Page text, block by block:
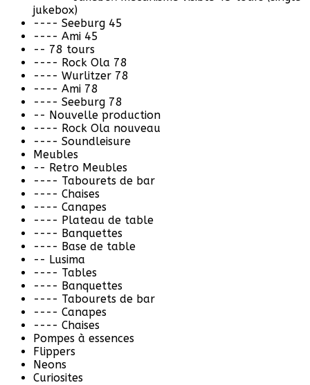
jukebox)
---- Seeburg 45
---- Ami 45
-- 78 tours
---- Rock Ola 78
---- Wurlitzer 78
---- Ami 78
---- Seeburg 78
-- Nouvelle production
---- Rock Ola nouveau
---- Soundleisure
Meubles
-- Retro Meubles
---- Tabourets de bar
---- Chaises
---- Canapes
---- Plateau de table
---- Banquettes
---- Base de table
-- Lusima
---- Tables
---- Banquettes
---- Tabourets de bar
---- Canapes
---- Chaises
Pompes à essences
Flippers
Neons
Curiosites